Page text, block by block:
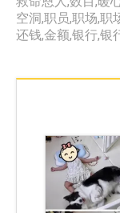
空洞,职员,职场,职
还钱,金额,银行,银